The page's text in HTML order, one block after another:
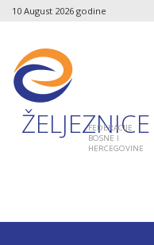
10 August 2026 godine
ŽELJEZNICE
FEDERACIJE
BOSNE I
HERCEGOVINE